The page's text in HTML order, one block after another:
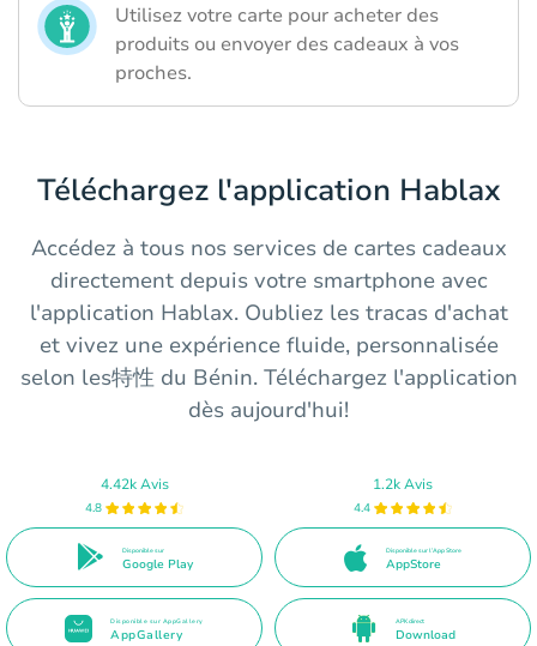
Utilisez votre carte pour acheter des
produits ou envoyer des cadeaux à vos
proches.
Téléchargez l'application Hablax
Accédez à tous nos services de cartes cadeaux
directement depuis votre smartphone avec
l'application Hablax. Oubliez les tracas d'achat
et vivez une expérience fluide, personnalisée
selon les特性 du Bénin. Téléchargez l'application
dès aujourd'hui!
4.42k Avis
4.8
Disponible sur
Google Play
1.2k Avis
4.4
Disponible sur l’App Store
AppStore
Disponible sur AppGallery
AppGallery
APK direct
Download